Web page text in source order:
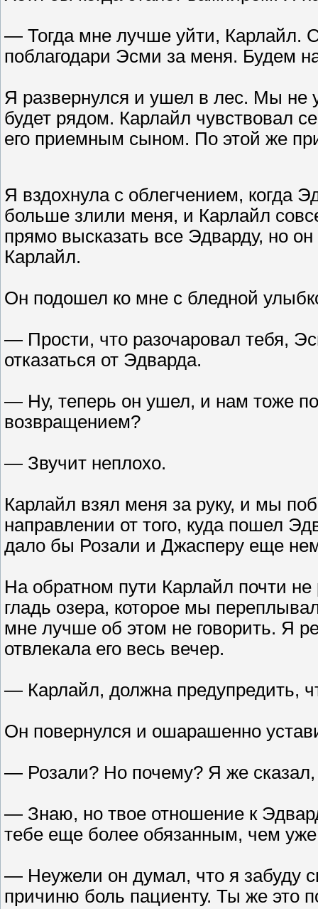
— Тогда мне лучше уйти, Карлайл.
поблагодари Эсми за меня. Будем
Я развернулся и ушел в лес. Мы не
будет рядом. Карлайл чувствовал
его приемным сыном. По этой же
Я вздохнула с облегчением, когда
больше злили меня, и Карлайл
прямо высказать все Эдварду, но
Карлайл.
Он подошел ко мне с бледной
— Прости, что разочаровал тебя,
отказаться от Эдварда.
— Ну, теперь он ушел, и нам тоже
возвращением?
— Звучит неплохо.
Карлайл взял меня за руку, и мы
направлении от того, куда пошел
дало бы Розали и Джасперу еще
На обратном пути Карлайл почти
гладь озера, которое мы
мне лучше об этом не говорить. Я
отвлекала его весь вечер.
— Карлайл, должна предупредить,
Он повернулся и ошарашенно
— Розали? Но почему? Я же сказал,
— Знаю, но твое отношение к
тебе еще более обязанным, чем уже
— Неужели он думал, что я забуду
причиню боль пациенту. Ты же это